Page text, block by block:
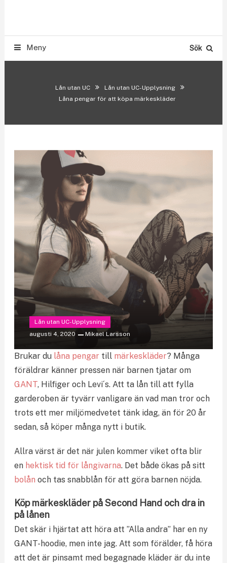
Content
Meny Sök
Lån utan UC
Lån utan UC-Upplysning
Låna pengar för att köpa märkeskläder
Lån utan UC-Upplysning
augusti 4, 2020
Mikael Larsson
Brukar du låna pengartill märkeskläder? Många
föräldrar känner pressen när barnen tjatar om
GANT, Hilfiger och Levi´s. Att ta lån till att fylla
garderoben är tyvärr vanligare än vad man tror och
trots ett mer miljömedvetet tänk idag, än för 20 år
sedan, så köper många nytt i butik.
Allra värst är det när julen kommer viket ofta blir
en hektisk tid för långivarna. Det både ökas på sitt
bolån och tas snabblån för att göra barnen nöjda.
Köp märkeskläder på Second Hand och dra in
på lånen
Det skär i hjärtat att höra att ”Alla andra” har en ny
GANT-hoodie, men inte jag. Att som förälder, få höra
att det är pinsamt med begagnade kläder är du inte